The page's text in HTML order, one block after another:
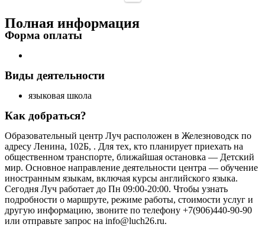
Полная информация
Форма оплаты
Виды деятельности
языковая школа
Как добраться?
Образовательный центр Луч расположен в Железноводск по
адресу Ленина, 102Б, . Для тех, кто планирует приехать на
общественном транспорте, ближайшая остановка — Детский
мир. Основное направление деятельности центра — обучение
иностранным языкам, включая курсы английского языка.
Сегодня Луч работает до Пн 09:00-20:00. Чтобы узнать
подробности о маршруте, режиме работы, стоимости услуг и
другую информацию, звоните по телефону +7(906)440-90-90
или отправьте запрос на info@luch26.ru.